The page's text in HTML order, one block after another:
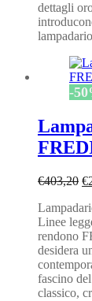
dettagli
-50
€403,20 Il
€
Linee
rendono
desidera
fascino
classico,